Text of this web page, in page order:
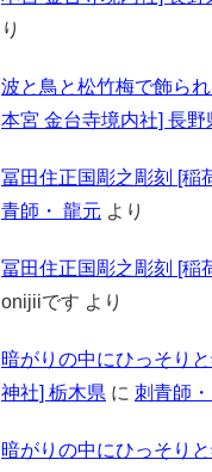
り
波と鳥と松竹梅で飾ら
本宮 金台寺境内社] 長野
冨田住正国彫之彫刻 [稲
青師・ 龍元 より
冨田住正国彫之彫刻 [稲
onijiiです より
暗がりの中にひっそり
神社] 栃木県 に 刺青師
暗がりの中にひっそり